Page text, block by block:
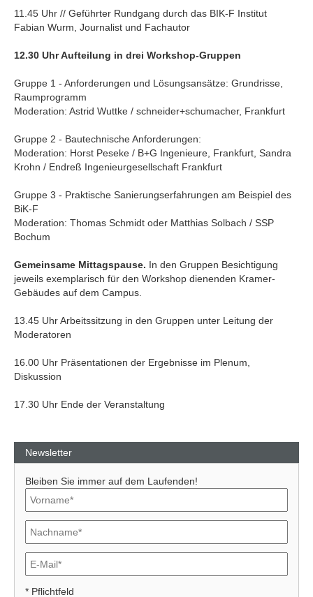
11.45 Uhr // Geführter Rundgang durch das BIK-F Institut
Fabian Wurm, Journalist und Fachautor
12.30 Uhr Aufteilung in drei Workshop-Gruppen
Gruppe 1 - Anforderungen und Lösungsansätze: Grundrisse,
Raumprogramm
Moderation: Astrid Wuttke / schneider+schumacher, Frankfurt
Gruppe 2 - Bautechnische Anforderungen:
Moderation: Horst Peseke / B+G Ingenieure, Frankfurt, Sandra
Krohn / Endreß Ingenieurgesellschaft Frankfurt
Gruppe 3 - Praktische Sanierungserfahrungen am Beispiel des
BiK-F
Moderation: Thomas Schmidt oder Matthias Solbach / SSP
Bochum
Gemeinsame Mittagspause. In den Gruppen Besichtigung
jeweils exemplarisch für den Workshop dienenden Kramer-
Gebäudes auf dem Campus.
13.45 Uhr Arbeitssitzung in den Gruppen unter Leitung der
Moderatoren
16.00 Uhr Präsentationen der Ergebnisse im Plenum,
Diskussion
17.30 Uhr Ende der Veranstaltung
Newsletter
Bleiben Sie immer auf dem Laufenden!
* Pflichtfeld